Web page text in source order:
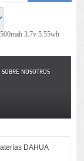
3.7v 5.55wh
SOBRE NOSOTROS
DAHUA